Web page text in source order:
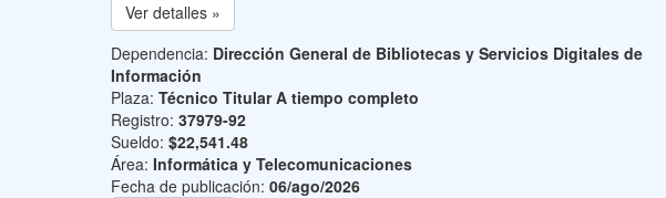
Ver detalles »
Dependencia: Dirección General de Bibliotecas y Servicios Digitales de
Información
Plaza: Técnico Titular A tiempo completo
Registro: 37979-92
Sueldo: $22,541.48
Área: Informática y Telecomunicaciones
Fecha de publicación: 06/ago/2026